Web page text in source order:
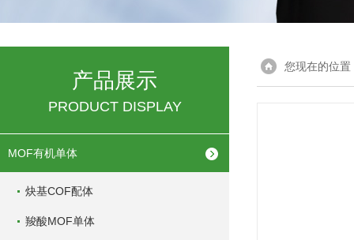
产品展示
PRODUCT DISPLAY
MOF有机单体
炔基COF配体
羧酸MOF单体
您现在的位置